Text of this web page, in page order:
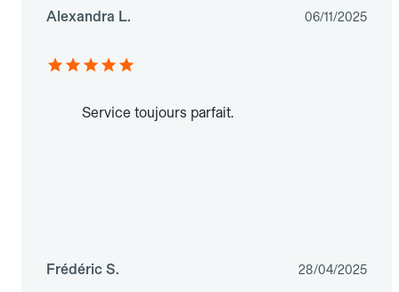
Alexandra L. 06/11/2025
Service toujours parfait.
Frédéric S. 28/04/2025